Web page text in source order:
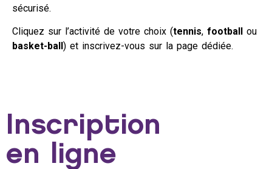
sécurisé.
Cliquez sur l’activité de votre choix (tennis, football ou
basket-ball) et inscrivez-vous sur la page dédiée.
Inscription
en ligne